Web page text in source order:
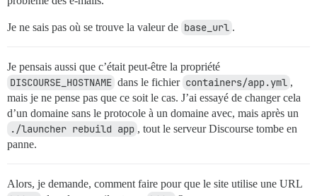
Je ne sais pas où se trouve la valeur de base_url .
Je pensais aussi que c’était peut-être la propriété
DISCOURSE_HOSTNAME dans le fichier containers/app.yml ,
mais je ne pense pas que ce soit le cas. J’ai essayé de changer cela
d’un domaine sans le protocole à un domaine avec, mais après un
./launcher rebuild app , tout le serveur Discourse tombe en
panne.
Alors, je demande, comment faire pour que le site utilise une URL